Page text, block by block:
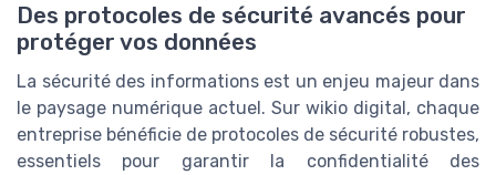
Des protocoles de sécurité avancés pour
protéger vos données
La sécurité des informations est un enjeu majeur dans
le paysage numérique actuel. Sur wikio digital, chaque
entreprise bénéficie de protocoles de sécurité robustes,
essentiels pour garantir la confidentialité des